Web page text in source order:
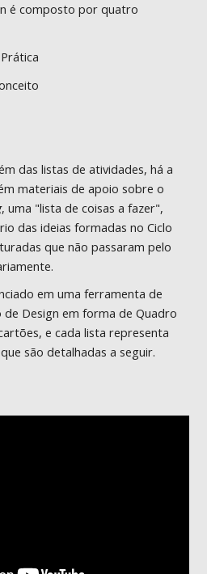
é composto por quatro
das listas de atividades, há a
materiais de apoio sobre o
, uma "lista de coisas a fazer",
das ideias formadas no Ciclo
que não passaram pelo
em uma ferramenta de
de Design em forma de Quadro
e cada lista representa
são detalhadas a seguir.